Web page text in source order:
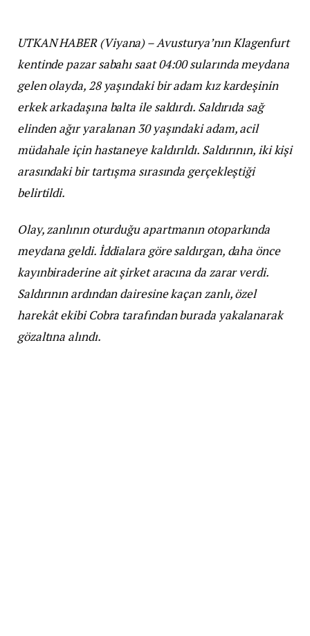
UTKAN HABER (Viyana) – Avusturya’nın Klagenfurt
kentinde pazar sabahı saat 04:00 sularında meydana
gelen olayda, 28 yaşındaki bir adam kız kardeşinin
erkek arkadaşına balta ile saldırdı. Saldırıda sağ
elinden ağır yaralanan 30 yaşındaki adam, acil
müdahale için hastaneye kaldırıldı. Saldırının, iki kişi
arasındaki bir tartışma sırasında gerçekleştiği
belirtildi.
Olay, zanlının oturduğu apartmanın otoparkında
meydana geldi. İddialara göre saldırgan, daha önce
kayınbiraderine ait şirket aracına da zarar verdi.
Saldırının ardından dairesine kaçan zanlı, özel
harekât ekibi Cobra tarafından burada yakalanarak
gözaltına alındı.